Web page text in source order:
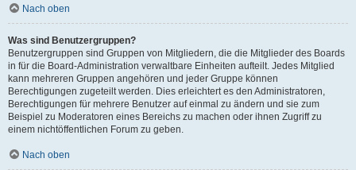
Nach oben
Was sind Benutzergruppen?
Benutzergruppen sind Gruppen von Mitgliedern, die die Mitglieder des Boards
in für die Board-Administration verwaltbare Einheiten aufteilt. Jedes Mitglied
kann mehreren Gruppen angehören und jeder Gruppe können
Berechtigungen zugeteilt werden. Dies erleichtert es den Administratoren,
Berechtigungen für mehrere Benutzer auf einmal zu ändern und sie zum
Beispiel zu Moderatoren eines Bereichs zu machen oder ihnen Zugriff zu
einem nichtöffentlichen Forum zu geben.
Nach oben